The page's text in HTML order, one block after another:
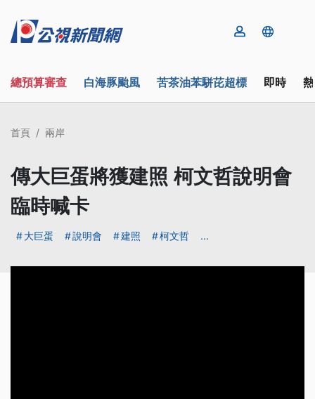
總預算審查 白海豚颱風 苦茶油苯駢芘超標 即時
首頁 兩岸
傳大巨蛋將獲建照 柯文哲說明會
臨時喊卡
大巨蛋 說明會 建照 柯文哲 ...